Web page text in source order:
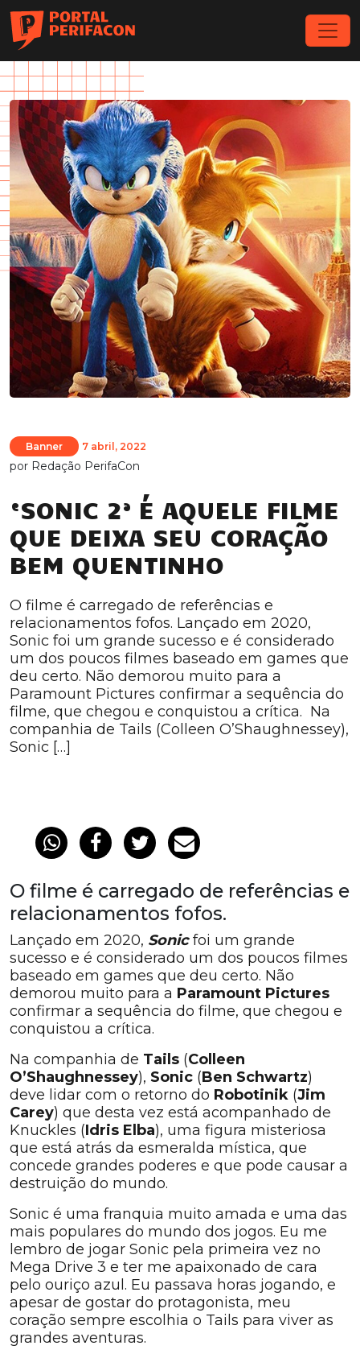
Banner 7 abril, 2022
por Redação PerifaCon
‘SONIC 2’ É AQUELE FILME
QUE DEIXA SEU CORAÇÃO
BEM QUENTINHO
O filme é carregado de referências e
relacionamentos fofos. Lançado em 2020,
Sonic foi um grande sucesso e é considerado
um dos poucos filmes baseado em games que
deu certo. Não demorou muito para a
Paramount Pictures confirmar a sequência do
filme, que chegou e conquistou a crítica. Na
companhia de Tails (Colleen O’Shaughnessey),
Sonic […]
O filme é carregado de referências e
relacionamentos fofos.
Lançado em 2020, Sonicfoi um grande
sucesso e é considerado um dos poucos filmes
baseado em games que deu certo. Não
demorou muito para a Paramount Pictures
confirmar a sequência do filme, que chegou e
conquistou a crítica.
Na companhia de Tails (Colleen
O’Shaughnessey), Sonic (Ben Schwartz)
deve lidar com o retorno do Robotinik (Jim
Carey) que desta vez está acompanhado de
Knuckles (Idris Elba), uma figura misteriosa
que está atrás da esmeralda mística, que
concede grandes poderes e que pode causar a
destruição do mundo.
Sonic é uma franquia muito amada e uma das
mais populares do mundo dos jogos. Eu me
lembro de jogar Sonic pela primeira vez no
Mega Drive 3 e ter me apaixonado de cara
pelo ouriço azul. Eu passava horas jogando, e
apesar de gostar do protagonista, meu
coração sempre escolhia o Tails para viver as
grandes aventuras.